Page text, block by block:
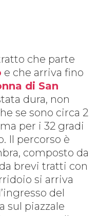
che parte
e che arriva fino
di San
dura, non
se sono circa 2
per i 32 gradi
Il percorso è
composto da
brevi tratti con
si arriva
del
sul piazzale